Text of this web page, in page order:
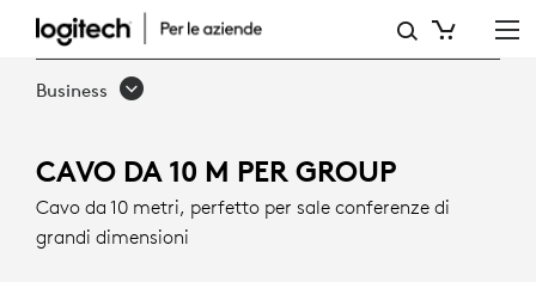
PROLUNGA
DA
PER
LOGITECH
Business
CAVO DA 10 M PER GROUP
Cavo da 10 metri, perfetto per sale conferenze di
grandi dimensioni